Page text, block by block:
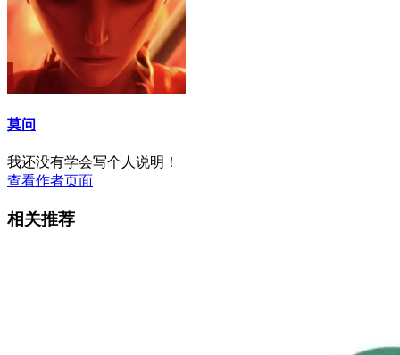
莫问
我还没有学会写个人说明！
查看作者页面
相关推荐